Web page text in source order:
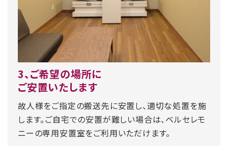
3、ご希望の場所に
ご安置いたします
故人様をご指定の搬送先に安置し、適切な処置を施
します。ご自宅での安置が難しい場合は、ベルセレモ
ニーの専用安置室をご利用いただけます。